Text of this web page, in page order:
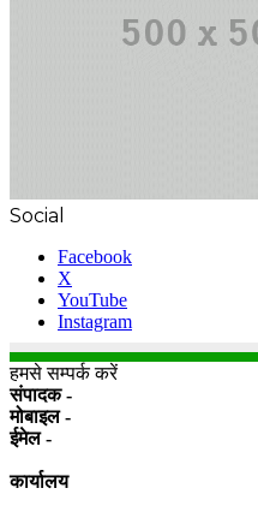
Social
Facebook
X
YouTube
Instagram
हमसे सम्पर्क करें
संपादक -
मोबाइल -
ईमेल -
कार्यालय